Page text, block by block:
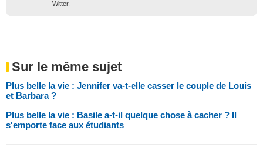
Witter.
Sur le même sujet
Plus belle la vie : Jennifer va-t-elle casser le couple de Louis
et Barbara ?
Plus belle la vie : Basile a-t-il quelque chose à cacher ? Il
s'emporte face aux étudiants